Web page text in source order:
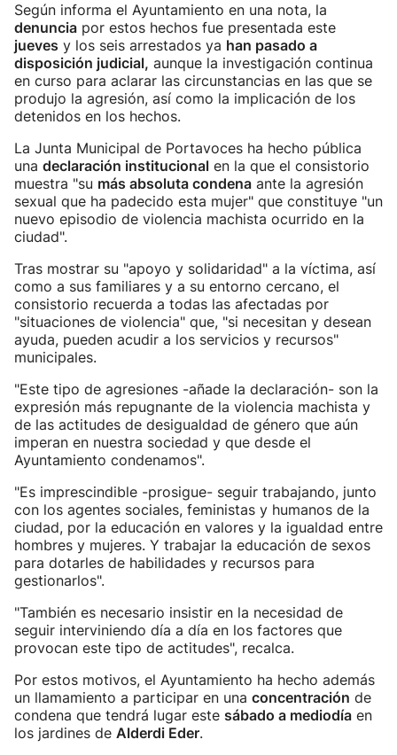
Según informa el Ayuntamiento en una nota, la
denuncia por estos hechos fue presentada este
jueves y los seis arrestados ya han pasado a
disposición judicial, aunque la investigación continua
en curso para aclarar las circunstancias en las que se
produjo la agresión, así como la implicación de los
detenidos en los hechos.
La Junta Municipal de Portavoces ha hecho pública
una declaración institucional en la que el consistorio
muestra "su más absoluta condena ante la agresión
sexual que ha padecido esta mujer" que constituye "un
nuevo episodio de violencia machista ocurrido en la
ciudad".
Tras mostrar su "apoyo y solidaridad" a la víctima, así
como a sus familiares y a su entorno cercano, el
consistorio recuerda a todas las afectadas por
"situaciones de violencia" que, "si necesitan y desean
ayuda, pueden acudir a los servicios y recursos"
municipales.
"Este tipo de agresiones -añade la declaración- son la
expresión más repugnante de la violencia machista y
de las actitudes de desigualdad de género que aún
imperan en nuestra sociedad y que desde el
Ayuntamiento condenamos".
"Es imprescindible -prosigue- seguir trabajando, junto
con los agentes sociales, feministas y humanos de la
ciudad, por la educación en valores y la igualdad entre
hombres y mujeres. Y trabajar la educación de sexos
para dotarles de habilidades y recursos para
gestionarlos".
"También es necesario insistir en la necesidad de
seguir interviniendo día a día en los factores que
provocan este tipo de actitudes", recalca.
Por estos motivos, el Ayuntamiento ha hecho además
un llamamiento a participar en una concentración de
condena que tendrá lugar este sábado a mediodía en
los jardines de Alderdi Eder.